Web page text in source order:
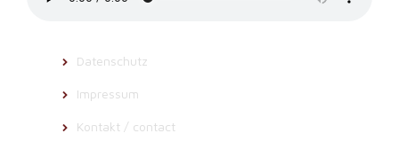
Datenschutz
Impressum
Kontakt / contact